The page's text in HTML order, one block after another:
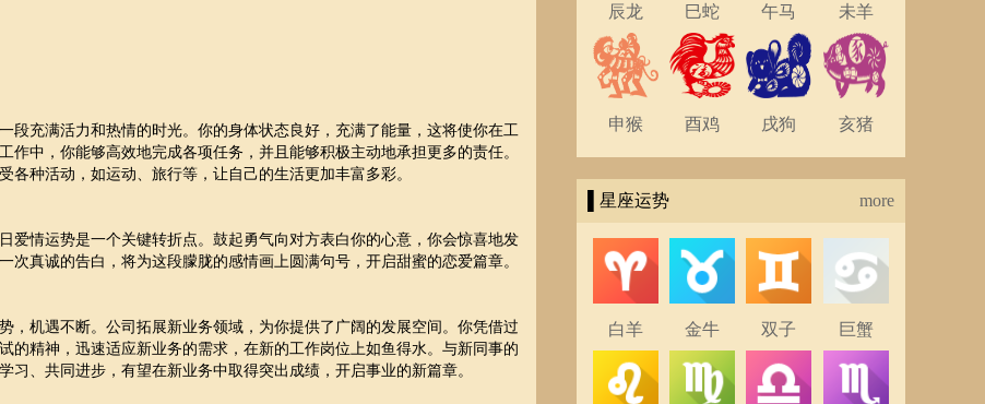
段充满活力和热情的时光。你的身体状态良好，充满了能量，这将使你在工
作中，你能够高效地完成各项任务，并且能够积极主动地承担更多的责任。
各种活动，如运动、旅行等，让自己的生活更加丰富多彩。
爱情运势是一个关键转折点。鼓起勇气向对方表白你的心意，你会惊喜地发
次真诚的告白，将为这段朦胧的感情画上圆满句号，开启甜蜜的恋爱篇章。
，机遇不断。公司拓展新业务领域，为你提供了广阔的发展空间。你凭借过
的精神，迅速适应新业务的需求，在新的工作岗位上如鱼得水。与新同事的
习、共同进步，有望在新业务中取得突出成绩，开启事业的新篇章。
辰龙 巳蛇 午马 未羊
申猴 酉鸡 戌狗 亥猪
▌星座运势 more
白羊 金牛 双子 巨蟹